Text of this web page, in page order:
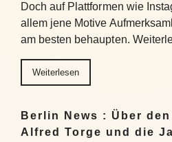
Doch auf Plattformen wie
allem jene Motive
am besten behaupten.
Weiterlesen
Berlin News : Über
Alfred Torge und die